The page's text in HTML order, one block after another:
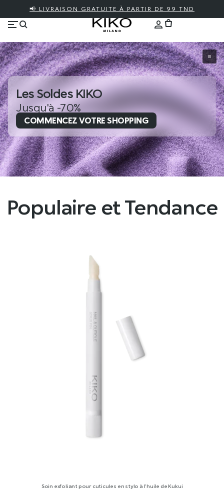
📢 LIVRAISON GRATUITE À PARTIR DE 99 TND
Les Soldes KIKO
Jusqu'à -70%
COMMENCEZ VOTRE SHOPPING
Populaire et Tendance
Soin exfoliant pour cuticules en stylo à l’huile de Kukui